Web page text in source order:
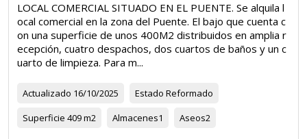
LOCAL COMERCIAL SITUADO EN EL PUENTE. Se alquila l
ocal comercial en la zona del Puente. El bajo que cuenta c
on una superficie de unos 400M2 distribuidos en amplia r
ecepción, cuatro despachos, dos cuartos de baños y un c
uarto de limpieza. Para m...
Actualizado 16/10/2025 Estado Reformado
Superficie 409 m2 Almacenes1 Aseos2